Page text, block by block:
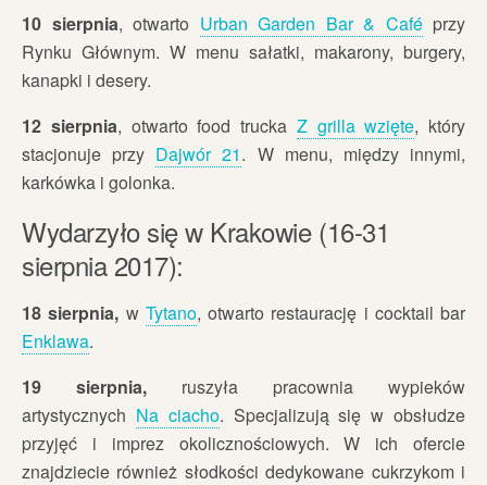
10 sierpnia, otwarto Urban Garden Bar & Caféprzy
Rynku Głównym. W menu sałatki, makarony, burgery,
kanapki i desery.
12 sierpnia, otwarto food trucka Z grilla wzięte, który
stacjonuje przy Dajwór 21. W menu, między innymi,
karkówka i golonka.
Wydarzyło się w Krakowie (16-31
sierpnia 2017):
18 sierpnia, w Tytano, otwarto restaurację i cocktail bar
Enklawa.
19 sierpnia, ruszyła pracownia wypieków
artystycznych Na ciacho. Specjalizują się w obsłudze
przyjęć i imprez okolicznościowych. W ich ofercie
znajdziecie również słodkości dedykowane cukrzykom i